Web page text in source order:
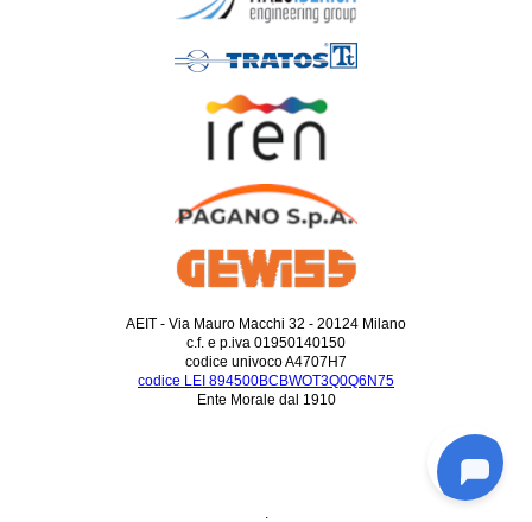
AEIT - Via Mauro Macchi 32 - 20124 Milano
c.f. e p.iva 01950140150
codice univoco A4707H7
codice LEI 894500BCBWOT3Q0Q6N75
Ente Morale dal 1910
.